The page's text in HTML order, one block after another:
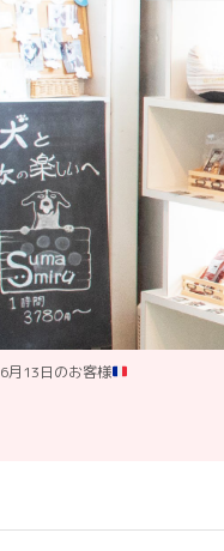
6月13日のお客様